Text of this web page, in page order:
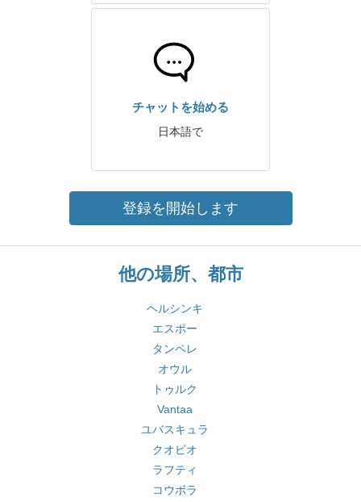
チャットを始める
日本語で
登録を開始します
他の場所、都市
ヘルシンキ
エスポー
タンペレ
オウル
トゥルク
Vantaa
ユバスキュラ
クオピオ
ラフティ
コウボラ